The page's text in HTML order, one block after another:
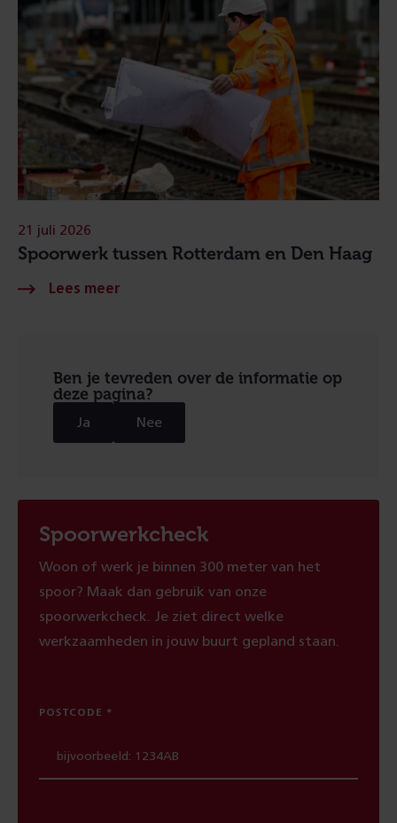
Spoorwerk tussen Rotterdam en Den Haag
21 juli 2026
Ben je tevreden over de informatie op
deze pagina?
Ja Nee
Spoorwerkcheck
Woon of werk je binnen 300 meter van het
spoor? Maak dan gebruik van onze
spoorwerkcheck. Je ziet direct welke
werkzaamheden in jouw buurt gepland staan.
POSTCODE